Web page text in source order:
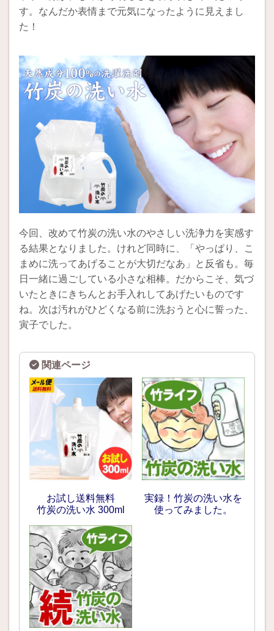
す。なんだか表情まで元気になったように見えまし
た！
今回、改めて竹炭の洗い水のやさしい洗浄力を実感す
る結果となりました。けれど同時に、「やっぱり、こ
まめに洗ってあげることが大切だなあ」と反省も。毎
日一緒に過ごしている小さな相棒。だからこそ、気づ
いたときにきちんとお手入れしてあげたいものです
ね。次は汚れがひどくなる前に洗おうと心に誓った、
寅子でした。
お試し送料無料
竹炭の洗い水 300ml
実録！竹炭の洗い水を
使ってみました。